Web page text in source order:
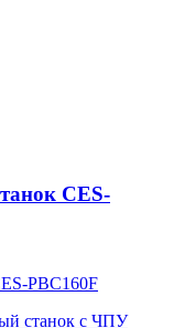
CES-
PBC160F
станок с ЧПУ